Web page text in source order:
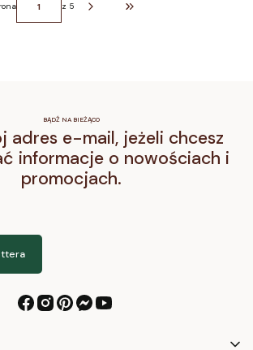
z 5
Przejdź do ostatniej strony z
BĄDŹ NA BIEŻĄCO
adres e-mail, jeżeli chcesz
informacje o nowościach i
promocjach.